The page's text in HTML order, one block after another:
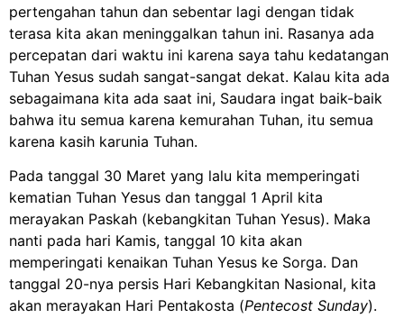
pertengahan tahun dan sebentar lagi dengan tidak
terasa kita akan meninggalkan tahun ini. Rasanya ada
percepatan dari waktu ini karena saya tahu kedatangan
Tuhan Yesus sudah sangat-sangat dekat. Kalau kita ada
sebagaimana kita ada saat ini, Saudara ingat baik-baik
bahwa itu semua karena kemurahan Tuhan, itu semua
karena kasih karunia Tuhan.
Pada tanggal 30 Maret yang lalu kita memperingati
kematian Tuhan Yesus dan tanggal 1 April kita
merayakan Paskah (kebangkitan Tuhan Yesus). Maka
nanti pada hari Kamis, tanggal 10 kita akan
memperingati kenaikan Tuhan Yesus ke Sorga. Dan
tanggal 20-nya persis Hari Kebangkitan Nasional, kita
akan merayakan Hari Pentakosta (Pentecost Sunday).